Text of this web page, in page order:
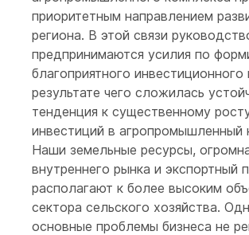
приоритетным направлением
региона. В этой связи
предпринимаются усилия по
благоприятного инвестиционного
результате чего сложилась
тенденция к существенному
инвестиций в агропромышленный
Наши земельные ресурсы,
внутреннего рынка и экспортный
располагают к более высоким
сектора сельского хозяйства.
основные проблемы бизнеса не